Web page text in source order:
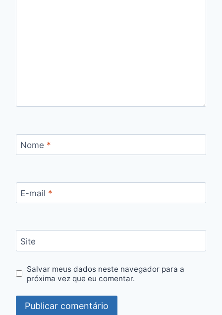
Nome *
E-mail *
Site
Salvar meus dados neste navegador para a
próxima vez que eu comentar.